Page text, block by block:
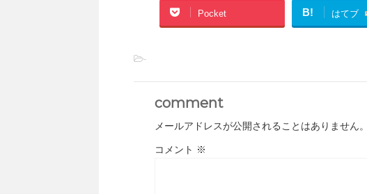
Pocket B! はてブ
-
comment
メールアドレスが公開されることはありません。
コメント ※